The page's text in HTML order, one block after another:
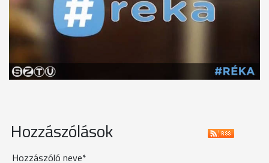
Hozzászólások
Hozzászóló neve*